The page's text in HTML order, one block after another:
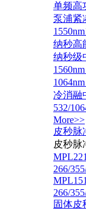
单频高
泵浦紧
纳秒高
纳秒级
冷消融
532/
More>>
皮秒脉
皮秒脉
266/
266/
固体皮